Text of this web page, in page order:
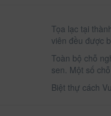
Tọa lạc tại
viên đều được
Toàn bộ chỗ
sen. Một số
Biệt thự cách